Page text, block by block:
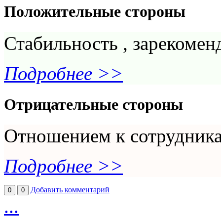
Положительные стороны
Стабильность ,
Подробнее >>
Отрицательные стороны
Отношением к
Подробнее >>
0 0 Добавить комментарий
...